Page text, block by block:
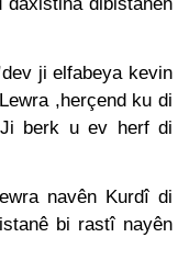
te Cemal Batun’un
“Ortadoğu, Kürtler
Bottrop
serisine devam
dev ji elfabeya kevin
Lewra ,herçend ku di
berk u ev herf di
navên Kurdî di
bi rastî nayên